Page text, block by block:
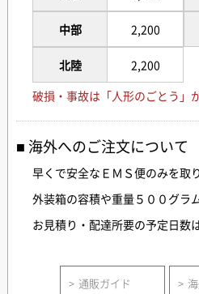
中部
北陸
2,200
2,200
破損・事故は「人形のごとう」
海外へのご注文について
早くで安全なＥＭＳ便のみを取
外装箱の容積や重量５００グラ
お見積り・配達所要の予定日数
通販ガイド